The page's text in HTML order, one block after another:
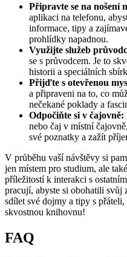
Připravte se na nošení
aplikaci na telefonu,
informace, tipy a
prohlídky napadnou.
Využijte služeb
se s průvodcem. Je to
historii a speciálních
Přijďte s otevřenou
a připraveni na to, co
nečekané poklady a
Odpočiňte si v čajovně:
nebo čaj v místní
své poznatky a zažít
V průběhu vaší návštěvy si
jen místem pro studium, ale
příležitostí k interakci s
pracují, abyste si obohatili svůj
sdílet své dojmy a tipy s
skvostnou knihovnu!
FAQ